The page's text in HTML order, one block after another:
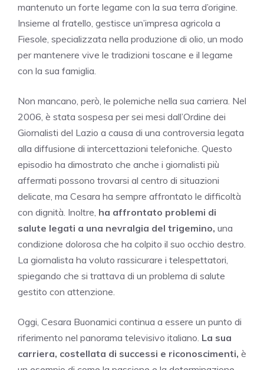
mantenuto un forte legame con la sua terra d’origine.
Insieme al fratello, gestisce un’impresa agricola a
Fiesole, specializzata nella produzione di olio, un modo
per mantenere vive le tradizioni toscane e il legame
con la sua famiglia.
Non mancano, però, le polemiche nella sua carriera. Nel
2006, è stata sospesa per sei mesi dall’Ordine dei
Giornalisti del Lazio a causa di una controversia legata
alla diffusione di intercettazioni telefoniche. Questo
episodio ha dimostrato che anche i giornalisti più
affermati possono trovarsi al centro di situazioni
delicate, ma Cesara ha sempre affrontato le difficoltà
con dignità. Inoltre, ha affrontato problemi di
salute legati a una nevralgia del trigemino, una
condizione dolorosa che ha colpito il suo occhio destro.
La giornalista ha voluto rassicurare i telespettatori,
spiegando che si trattava di un problema di salute
gestito con attenzione.
Oggi, Cesara Buonamici continua a essere un punto di
riferimento nel panorama televisivo italiano. La sua
carriera, costellata di successi e riconoscimenti, è